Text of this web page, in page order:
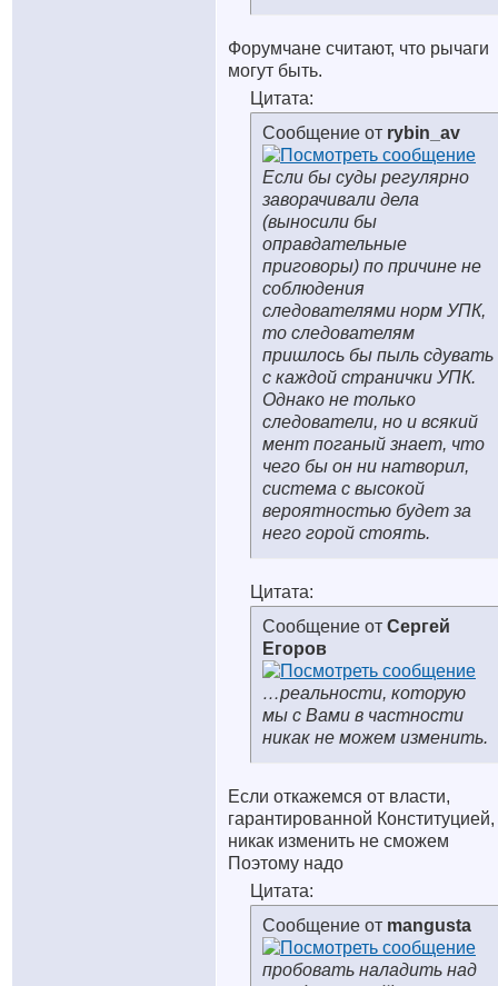
Форумчане считают, что рычаги
могут быть.
Цитата:
Сообщение от rybin_av
Если бы суды регулярно
заворачивали дела
(выносили бы
оправдательные
приговоры) по причине не
соблюдения
следователями норм УПК,
то следователям
пришлось бы пыль сдувать
с каждой странички УПК.
Однако не только
следователи, но и всякий
мент поганый знает, что
чего бы он ни натворил,
система с высокой
вероятностью будет за
него горой стоять.
Цитата:
Сообщение от Сергей
Егоров
…реальности, которую
мы с Вами в частности
никак не можем изменить.
Если откажемся от власти,
гарантированной Конституцией,
никак изменить не сможем
Поэтому надо
Цитата:
Сообщение от mangusta
пробовать наладить над